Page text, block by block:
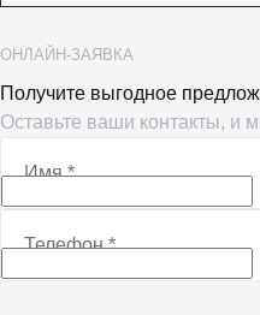
ОНЛАЙН-ЗАЯВКА
Получите выгодное
Оставьте ваши контакты, и
Имя*
Телефон*